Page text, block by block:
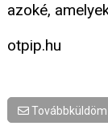
azoké,
otpip.hu